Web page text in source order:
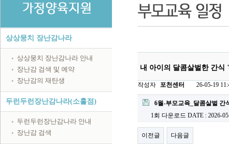
상상뭉치 장난감나라
상상뭉치 장난감나라 안내
장난감 검색 및 예약
장난감의 재탄생
두런두런장난감나라(소흘점)
두런두런장난감나라 안내
장난감 검색
내 아이의 달콤살벌한 간
작성자 포천센터
26-05-19
첨부파일
6월-부모교육_달콤살벌 간
1회 다운로드 DATE : 2026-
이전글 다음글